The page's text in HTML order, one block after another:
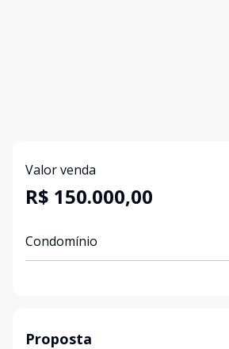
Valor venda
R$ 150.000,00
Condomínio
Proposta